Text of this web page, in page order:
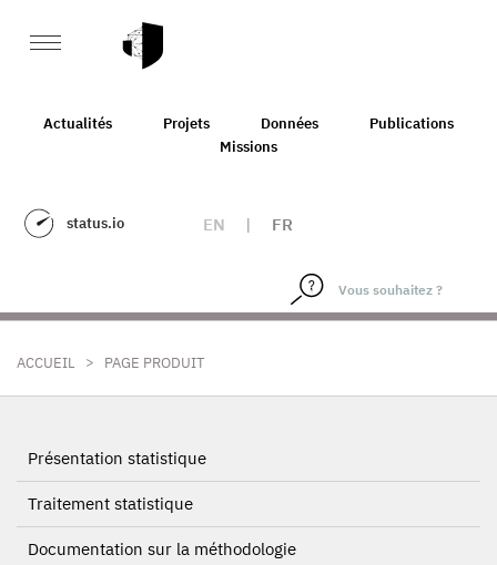
Actualités Projets Données
Publications
Missions
status.io EN | FR
ACCUEIL > PAGE PRODUIT
Présentation statistique
Traitement statistique
Documentation sur la méthodologie